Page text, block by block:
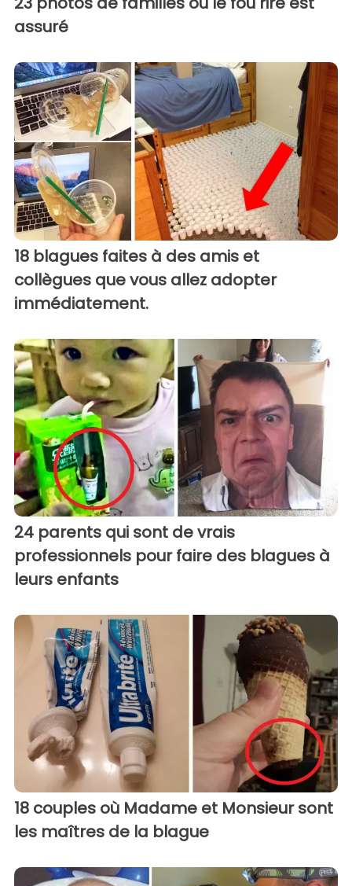
assuré
18 blagues faites à des amis et
collègues que vous allez adopter
immédiatement.
24 parents qui sont de vrais
professionnels pour faire des blagues à
leurs enfants
18 couples où Madame et Monsieur sont
les maîtres de la blague